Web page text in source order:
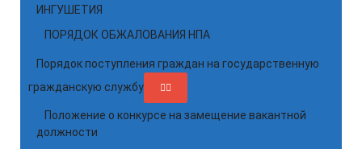
ИНГУШЕТИЯ
ПОРЯДОК ОБЖАЛОВАНИЯ НПА
Порядок поступления граждан на государственную
гражданскую службу
Положение о конкурсе на замещение вакантной
должности